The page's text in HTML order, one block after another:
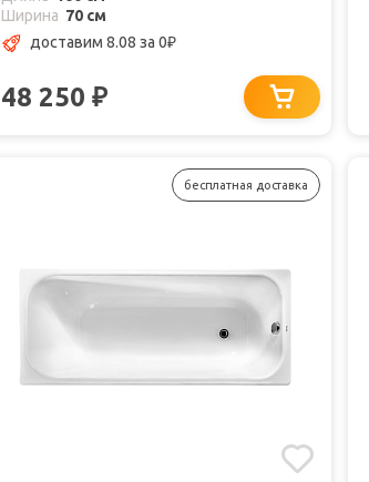
Ширина 70 см
доставим 8.08 за 0₽
48 250 ₽
бесплатная доставка